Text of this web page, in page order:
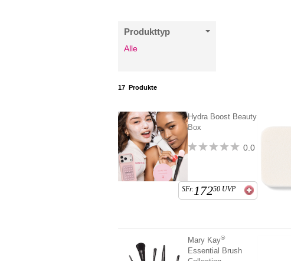
Produkttyp
Alle
17Produkte
Hydra Boost Beauty
Box
0.0
SFr.17250 UVP
Mary Kay®
Essential Brush